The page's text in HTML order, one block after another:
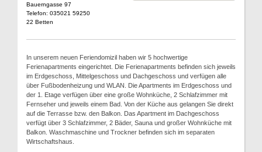
Bauerngasse 97
Telefon: 035021 59250
22 Betten
In unserem neuen Feriendomizil haben wir 5 hochwertige
Ferienapartments eingerichtet. Die Ferienapartments befinden sich jeweils
im Erdgeschoss, Mittelgeschoss und Dachgeschoss und verfügen alle
über Fußbodenheizung und WLAN. Die Apartments im Erdgeschoss und
der 1. Etage verfügen über eine große Wohnküche, 2 Schlafzimmer mit
Fernseher und jeweils einem Bad. Von der Küche aus gelangen Sie direkt
auf die Terrasse bzw. den Balkon. Das Apartment im Dachgeschoss
verfügt über 3 Schlafzimmer, 2 Bäder, Sauna und großer Wohnküche mit
Balkon. Waschmaschine und Trockner befinden sich im separaten
Wirtschaftshaus.